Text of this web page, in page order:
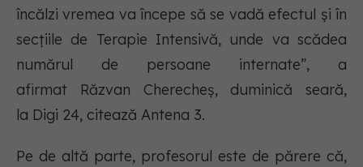
încălzi vremea va începe să se vadă efectul şi în
secţiile de Terapie Intensivă, unde va scădea
numărul de persoane internate”, a
afirmat Răzvan Cherecheş, duminică seară,
la Digi 24, citează Antena 3.
Pe de altă parte, profesorul este de părere că,